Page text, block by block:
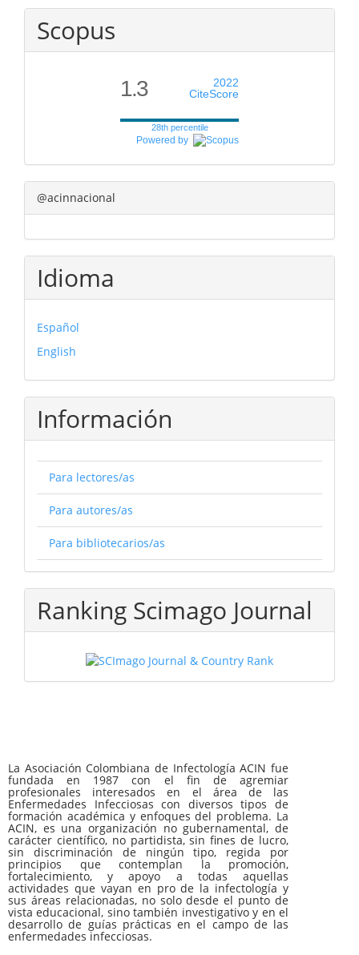
Scopus
1.3
2022
CiteScore
28th percentile
Powered by
@acinnacional
Idioma
Español
English
Información
Para lectores/as
Para autores/as
Para bibliotecarios/as
Ranking Scimago Journal
La Asociación Colombiana de Infectología ACIN fue
fundada en 1987 con el fin de agremiar
profesionales interesados en el área de las
Enfermedades Infecciosas con diversos tipos de
formación académica y enfoques del problema. La
ACIN, es una organización no gubernamental, de
carácter científico, no partidista, sin fines de lucro,
sin discriminación de ningún tipo, regida por
principios que contemplan la promoción,
fortalecimiento, y apoyo a todas aquellas
actividades que vayan en pro de la infectología y
sus áreas relacionadas, no solo desde el punto de
vista educacional, sino también investigativo y en el
desarrollo de guías prácticas en el campo de las
enfermedades infecciosas.